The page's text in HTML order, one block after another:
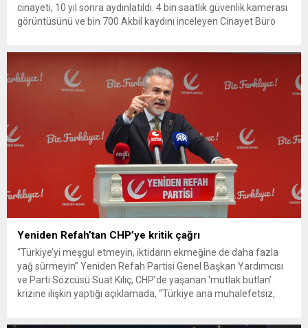
cinayeti, 10 yıl sonra aydınlatıldı. 4 bin saatlik güvenlik kamerası
görüntüsünü ve bin 700 Akbil kaydını inceleyen Cinayet Büro
Yeniden Refah’tan CHP’ye kritik çağrı
“Türkiye’yi meşgul etmeyin, iktidarın ekmeğine de daha fazla
yağ sürmeyin” Yeniden Refah Partisi Genel Başkan Yardımcısı
ve Parti Sözcüsü Suat Kılıç, CHP’de yaşanan ‘mutlak butlan’
krizine ilişkin yaptığı açıklamada, “Türkiye ana muhalefetsiz,